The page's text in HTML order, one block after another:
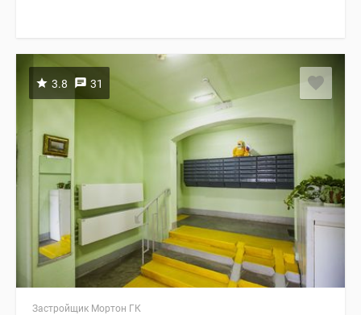
3.8 31
Застройщик Мортон ГК